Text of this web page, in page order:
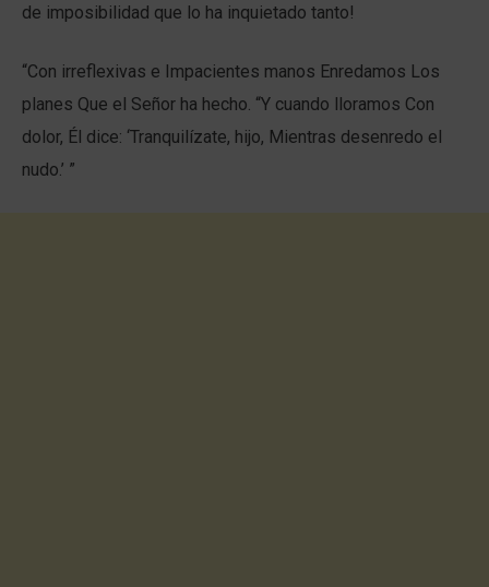
de imposibilidad que lo ha inquietado tanto!
“Con irreflexivas e Impacientes manos Enredamos Los
planes Que el Señor ha hecho. “Y cuando lloramos Con
dolor, Él dice: ‘Tranquilízate, hijo, Mientras desenredo el
nudo.’ ”